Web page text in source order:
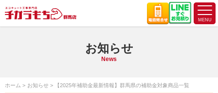
お知らせ
News
ホーム お知らせ 【2025年補助金最新情報】群馬県の補助金対象商品一覧